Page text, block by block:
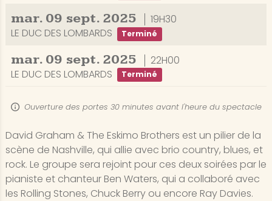
mar. 09 sept. 2025
19H30
LE DUC DES LOMBARDS
Terminé
mar. 09 sept. 2025
22H00
LE DUC DES LOMBARDS
Terminé
Ouverture des portes 30 minutes avant l'heure du spectacle
David Graham & The Eskimo Brothers est un pilier de la
scène de Nashville, qui allie avec brio country, blues, et
rock. Le groupe sera rejoint pour ces deux soirées par le
pianiste et chanteur Ben Waters, qui a collaboré avec
les Rolling Stones, Chuck Berry ou encore Ray Davies.